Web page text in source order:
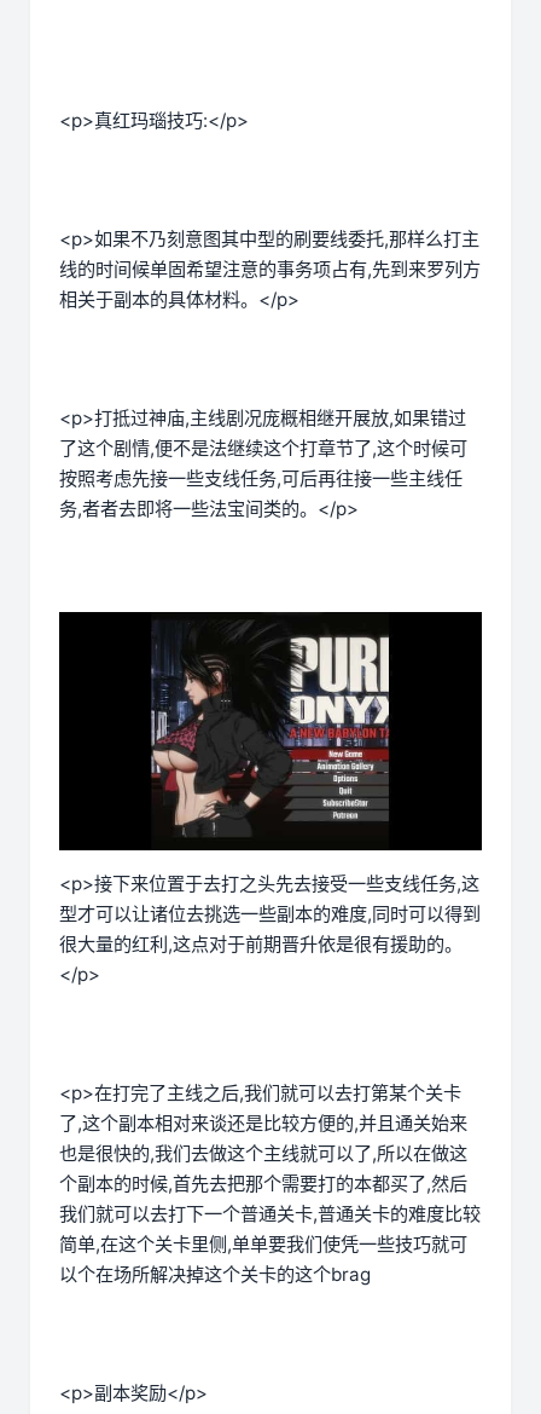
<p>真红玛瑙技巧:</p>
<p>如果不乃刻意图其中型的刷要线委托,那样么打主
线的时间候单固希望注意的事务项占有,先到来罗列方
相关于副本的具体材料。</p>
<p>打抵过神庙,主线剧况庞概相继开展放,如果错过
了这个剧情,便不是法继续这个打章节了,这个时候可
按照考虑先接一些支线任务,可后再往接一些主线任
务,者者去即将一些法宝间类的。</p>
<p>接下来位置于去打之头先去接受一些支线任务,这
型才可以让诸位去挑选一些副本的难度,同时可以得到
很大量的红利,这点对于前期晋升依是很有援助的。
</p>
<p>在打完了主线之后,我们就可以去打第某个关卡
了,这个副本相对来谈还是比较方便的,并且通关始来
也是很快的,我们去做这个主线就可以了,所以在做这
个副本的时候,首先去把那个需要打的本都买了,然后
我们就可以去打下一个普通关卡,普通关卡的难度比较
简单,在这个关卡里侧,单单要我们使凭一些技巧就可
以个在场所解决掉这个关卡的这个brag
<p>副本奖励</p>